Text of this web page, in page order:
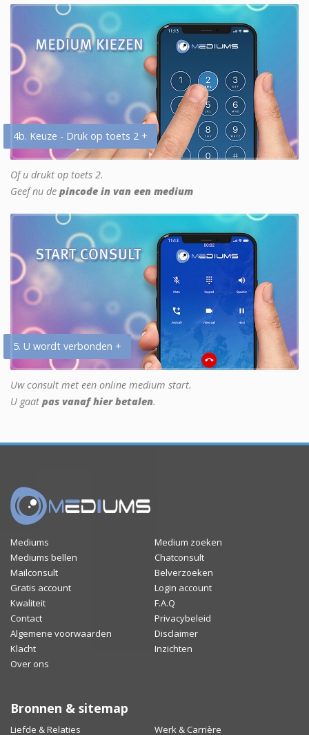
4b. Keuze - Druk op toets 2 +
Of u drukt op toets 2.
Geef nu de pincode in van een medium
5. U wordt verbonden +
Uw consult met een online medium start.
U gaat pas vanaf hier betalen.
Mediums
Medium zoeken
Mediums bellen
Chatconsult
Mailconsult
Belverzoeken
Gratis account
Login account
Kwaliteit
F.A.Q
Contact
Privacybeleid
Algemene voorwaarden
Disclaimer
Klacht
Inzichten
Over ons
Bronnen & sitemap
Liefde & Relaties Werk & Carrière